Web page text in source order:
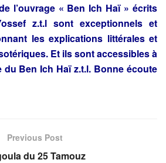
l’ouvrage « Ben Ich Haï » écrits
z.t.l sont exceptionnels et
les explications littérales et
Et ils sont accessibles à
du Ben Ich Haï z.t.l. Bonne écoute
Previous Post
du 25 Tamouz